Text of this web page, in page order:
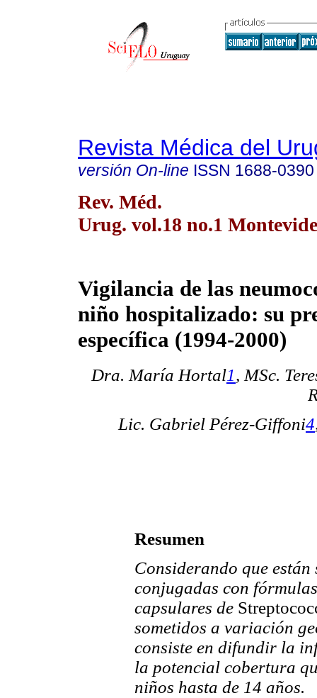
Revista Médica del
versión On-line ISSN 1688-0390
Rev. Méd.
Urug. vol.18 no.1
Vigilancia de las
niño hospitalizado: su
específica (1994-2000)
Dra. María Hortal1, MSc.
Lic. Gabriel Pérez-Giffoni4
Resumen
Considerando que
conjugadas con
capsulares de
sometidos a variación
consiste en difundir la
la potencial cobertura
niños hasta de 14 años.